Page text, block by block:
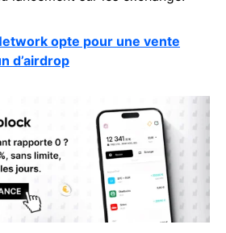
opte pour une vente
d’airdrop